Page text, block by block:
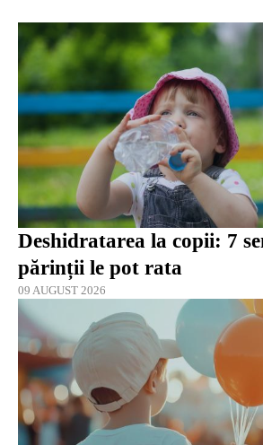
Deshidratarea la copii: 7
părinții le pot rata
09 AUGUST 2026